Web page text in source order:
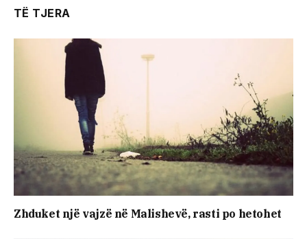
TË TJERA
Zhduket një vajzë në Malishevë, rasti po hetohet